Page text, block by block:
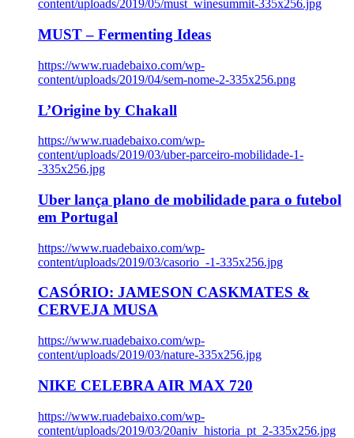
content/uploads/2019/05/must_winesummit-335x256.jpg
MUST – Fermenting Ideas
https://www.ruadebaixo.com/wp-
content/uploads/2019/04/sem-nome-2-335x256.png
L’Origine by Chakall
https://www.ruadebaixo.com/wp-
content/uploads/2019/03/uber-parceiro-mobilidade-1-
-335x256.jpg
Uber lança plano de mobilidade para o futebol
em Portugal
https://www.ruadebaixo.com/wp-
content/uploads/2019/03/casorio_-1-335x256.jpg
CASÓRIO: JAMESON CASKMATES &
CERVEJA MUSA
https://www.ruadebaixo.com/wp-
content/uploads/2019/03/nature-335x256.jpg
NIKE CELEBRA AIR MAX 720
https://www.ruadebaixo.com/wp-
content/uploads/2019/03/20aniv_historia_pt_2-335x256.jpg